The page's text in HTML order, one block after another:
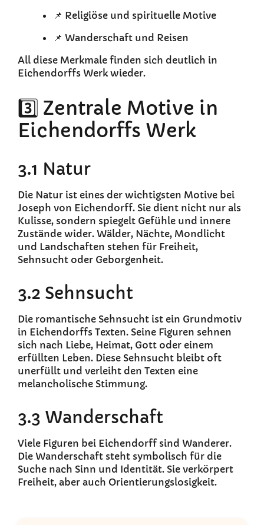
📌 Religiöse und spirituelle Motive
📌 Wanderschaft und Reisen
All diese Merkmale finden sich deutlich in
Eichendorffs Werk wieder.
3️⃣ Zentrale Motive in
Eichendorffs Werk
3.1 Natur
Die Natur ist eines der wichtigsten Motive bei
Joseph von Eichendorff. Sie dient nicht nur als
Kulisse, sondern spiegelt Gefühle und innere
Zustände wider. Wälder, Nächte, Mondlicht
und Landschaften stehen für Freiheit,
Sehnsucht oder Geborgenheit.
3.2 Sehnsucht
Die romantische Sehnsucht ist ein Grundmotiv
in Eichendorffs Texten. Seine Figuren sehnen
sich nach Liebe, Heimat, Gott oder einem
erfüllten Leben. Diese Sehnsucht bleibt oft
unerfüllt und verleiht den Texten eine
melancholische Stimmung.
3.3 Wanderschaft
Viele Figuren bei Eichendorff sind Wanderer.
Die Wanderschaft steht symbolisch für die
Suche nach Sinn und Identität. Sie verkörpert
Freiheit, aber auch Orientierungslosigkeit.